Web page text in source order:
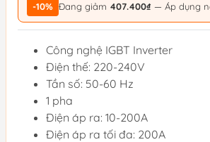
-10% Đang giảm 407.400₫ — Áp dụng
Công nghệ IGBT Inverter
Điện thế: 220-240V
Tần số: 50-60 Hz
1 pha
Điện áp ra: 10-200A
Điện áp ra tối đa: 200A